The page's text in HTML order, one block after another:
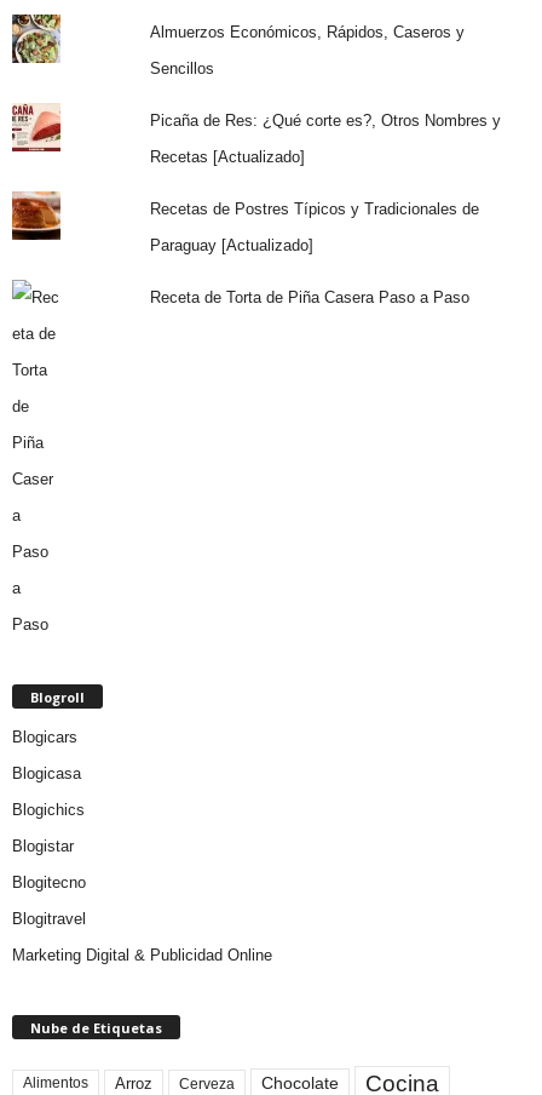
Almuerzos Económicos, Rápidos, Caseros y
Sencillos
Picaña de Res: ¿Qué corte es?, Otros Nombres y
Recetas [Actualizado]
Recetas de Postres Típicos y Tradicionales de
Paraguay [Actualizado]
Receta de Torta de Piña Casera Paso a Paso
Blogroll
Blogicars
Blogicasa
Blogichics
Blogistar
Blogitecno
Blogitravel
Marketing Digital & Publicidad Online
Nube de Etiquetas
Alimentos Arroz Cerveza Chocolate Cocina